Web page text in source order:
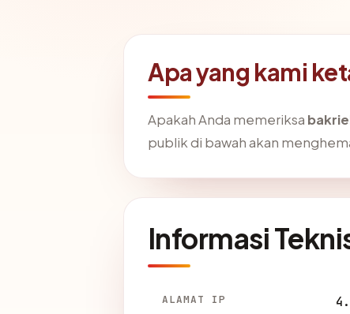
Apa yang kami
Apakah Anda memeriksa
publik di bawah akan
Informasi
ALAMAT IP